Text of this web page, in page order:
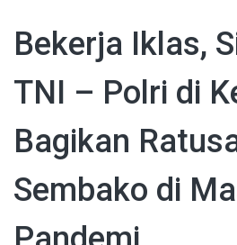
Bekerja Iklas,
TNI – Polri di
Bagikan
Sembako di